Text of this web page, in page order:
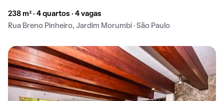
238 m² · 4 quartos · 4 vagas
Rua Breno Pinheiro, Jardim Morumbi · São Paulo